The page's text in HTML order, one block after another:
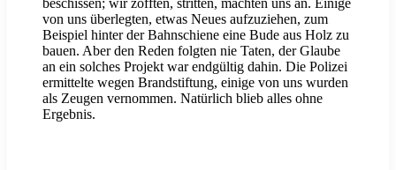
beschissen; wir zofften, stritten, machten uns an. Einige
von uns überlegten, etwas Neues aufzuziehen, zum
Beispiel hinter der Bahnschiene eine Bude aus Holz zu
bauen. Aber den Reden folgten nie Taten, der Glaube
an ein solches Projekt war endgültig dahin. Die Polizei
ermittelte wegen Brandstiftung, einige von uns wurden
als Zeugen vernommen. Natürlich blieb alles ohne
Ergebnis.